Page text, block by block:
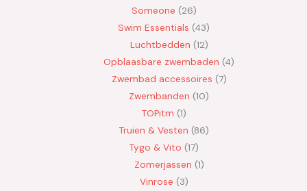
Someone 26
Swim Essentials 43
Luchtbedden 12
Opblaasbare zwembaden 4
Zwembad accessoires 7
Zwembanden 10
TOPitm 1
Truien & Vesten 86
Tygo & Vito 17
Zomerjassen 1
Vinrose 3